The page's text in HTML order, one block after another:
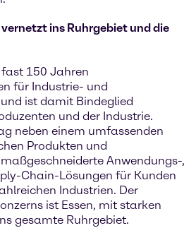
ins Ruhrgebiet und die
150 Jahren
für Industrie- und
ist damit Bindeglied
und der Industrie.
neben einem umfassenden
Produkten und
Anwendungs-,
Chain-Lösungen für Kunden
Industrien. Der
ist Essen, mit starken
gesamte Ruhrgebiet.